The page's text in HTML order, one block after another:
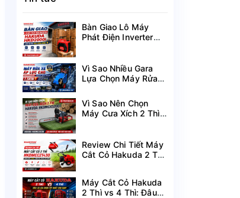
Bàn Giao Lô Máy
Phát Điện Inverter
Nắng Nóng
Vì Sao Nhiều Gara
Lựa Chọn Máy Rửa
MRXCAHKD7500?
Vì Sao Nên Chọn
Máy Cưa Xích 2 Thì
Review Chi Tiết Máy
Cắt Cỏ Hakuda 2 Thì
Máy Cắt Cỏ Hakuda
2 Thì vs 4 Thì: Đâu